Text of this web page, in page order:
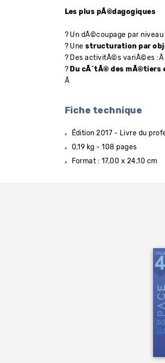
Les plus pÃ©dagogiques
? Un dÃ©coupage par
? Unestructuration par
? Des activitÃ©s variÃ©es :Â
? Du cÃ´tÃ© des mÃ©tiers
Â
Fiche technique
Édition 2017 - Livre du
0,19 kg - 108 pages
Format : 17,00 x 24,10 cm